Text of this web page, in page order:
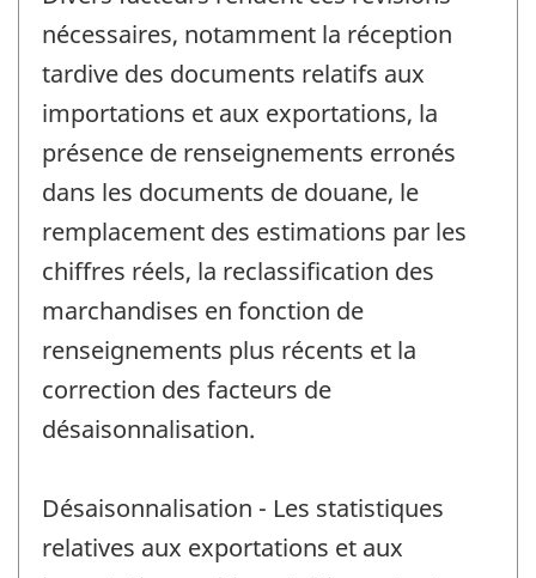
nécessaires, notamment la réception
tardive des documents relatifs aux
importations et aux exportations, la
présence de renseignements erronés
dans les documents de douane, le
remplacement des estimations par les
chiffres réels, la reclassification des
marchandises en fonction de
renseignements plus récents et la
correction des facteurs de
désaisonnalisation.
Désaisonnalisation - Les statistiques
relatives aux exportations et aux